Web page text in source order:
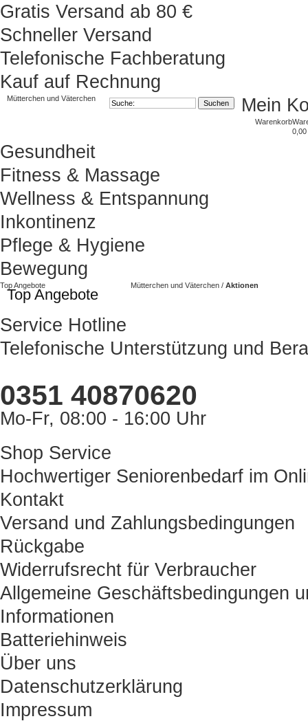
Gratis Versand ab 80 €
Schneller Versand
Telefonische Fachberatung
Kauf auf Rechnung
Mütterchen und Väterchen Mein
Warenkorb
0,00
Gesundheit
Fitness & Massage
Wellness & Entspannung
Inkontinenz
Pflege & Hygiene
Bewegung
Top Angebote Mütterchen und Väterchen / Aktionen
Top Angebote
Service Hotline
Telefonische Unterstützung und
0351 40870620
Mo-Fr, 08:00 - 16:00 Uhr
Shop Service
Hochwertiger Seniorenbedarf im
Kontakt
Versand und Zahlungsbedingungen
Rückgabe
Widerrufsrecht für Verbraucher
Allgemeine Geschäftsbedingungen
Informationen
Batteriehinweis
Über uns
Datenschutzerklärung
Impressum